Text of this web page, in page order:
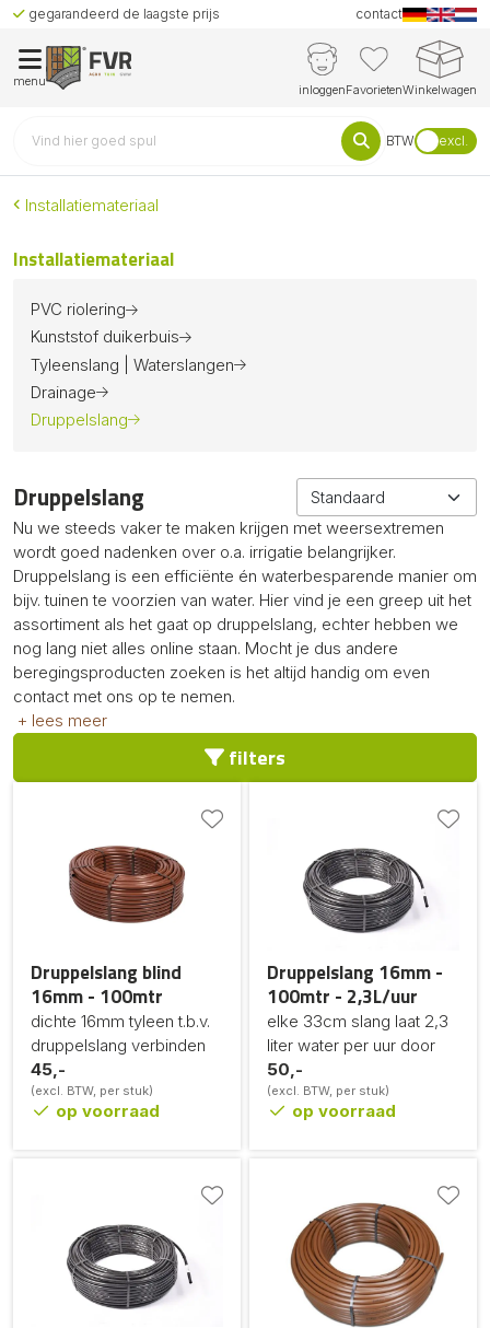
gegarandeerd de laagste prijs contact
menu
inloggenFavorietenWinkelwagen
BTW excl.
Installatiemateriaal
Installatiemateriaal
PVC riolering
Kunststof duikerbuis
Tyleenslang | Waterslangen
Drainage
Druppelslang
Druppelslang
Nu we steeds vaker te maken krijgen met weersextremen
wordt goed nadenken over o.a. irrigatie belangrijker.
Druppelslang is een efficiënte én waterbesparende manier om
bijv. tuinen te voorzien van water. Hier vind je een greep uit het
assortiment als het gaat op druppelslang, echter hebben we
nog lang niet alles online staan. Mocht je dus andere
beregingsproducten zoeken is het altijd handig om even
contact met ons op te nemen.
+ lees meer
filters
Druppelslang blind
16mm - 100mtr
dichte 16mm tyleen t.b.v.
druppelslang verbinden
45,-
(excl. BTW, per stuk)
op voorraad
Druppelslang 16mm -
100mtr - 2,3L/uur
elke 33cm slang laat 2,3
liter water per uur door
50,-
(excl. BTW, per stuk)
op voorraad